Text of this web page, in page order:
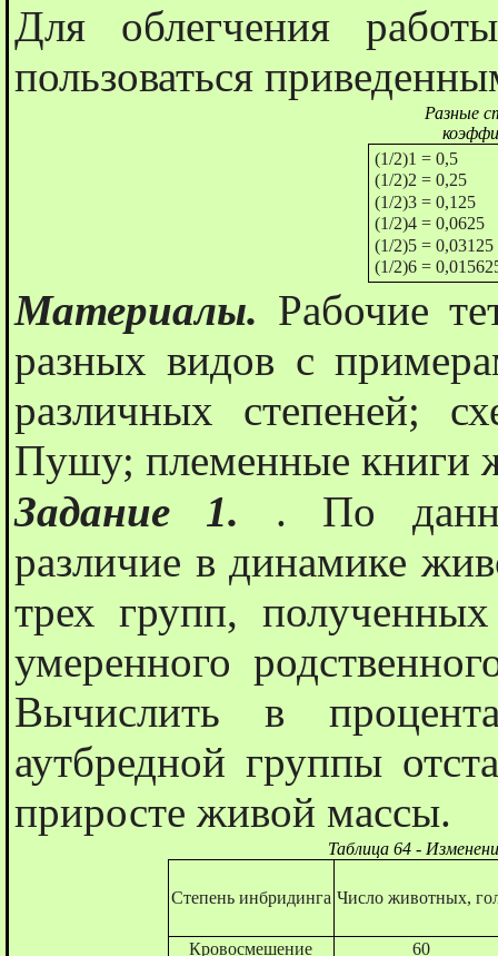
Для облегчения
пользоваться
Разные
(1/2)1 = 0,5
(1/2)2 = 0,25
(1/2)3 = 0,125
(1/2)4 = 0,0625
(1/2)5 = 0,03125
(1/2)6 =
Материалы. Рабочие
разных видов с
различных степеней;
Пушу; племенные книги
Задание 1. . По
различие в динамике
трех групп, полученных
умеренного
Вычислить в
аутбредной группы
приросте живой массы.
Таблица 64 -
Степень инбридинга Число животных,
Кровосмешение
60